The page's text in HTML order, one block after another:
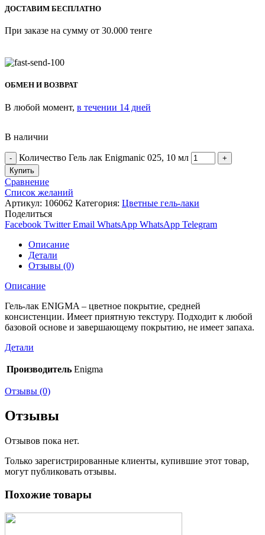
ДОСТАВИМ БЕСПЛАТНО
При заказе на сумму от 30.000 тенге
ОБМЕН И ВОЗВРАТ
В любой момент, в течении 14 дней
В наличии
Количество Гель лак Enigmanic 025, 10 мл
Купить
Сравнение
Список желаний
Артикул: 106062 Категория: Цветные гель-лаки
Поделиться
Facebook Twitter Email WhatsApp WhatsApp Telegram
Описание
Детали
Отзывы (0)
Описание
Гель-лак ENIGMA – цветное покрытие, средней
консистенции. Имеет приятную текстуру. Подходит к любой
базовой основе и завершающему покрытию, не имеет запаха.
Детали
Производитель Enigma
Отзывы (0)
Отзывы
Отзывов пока нет.
Только зарегистрированные клиенты, купившие этот товар,
могут публиковать отзывы.
Похожие товары